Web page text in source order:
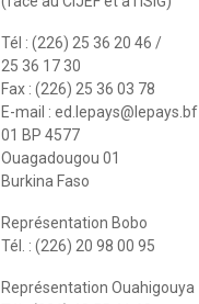
Tél : (226) 25 36 20 46 /
25 36 17 30
Fax : (226) 25 36 03 78
E-mail : ed.lepays@lepays.bf
01 BP 4577
Ouagadougou 01
Burkina Faso
Représentation Bobo
Tél. : (226) 20 98 00 95
Représentation Ouahigouya